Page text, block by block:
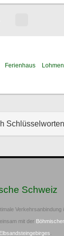
Ferienhaus Lohmen
Schlüsselworten
Schweiz
Verkehrsanbindung
mit der
Elbsandsteingebirges